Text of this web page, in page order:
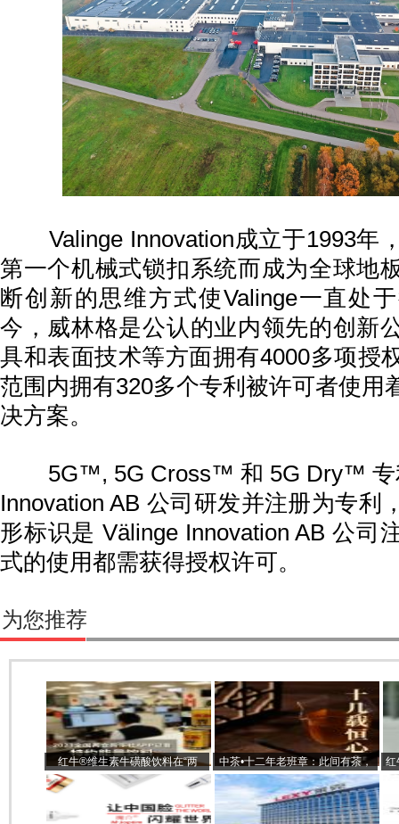
Valinge Innovation成立于1993年
第一个机械式锁扣系统而成为全球地
断创新的思维方式使Valinge一直处
今，威林格是公认的业内领先的创新
具和表面技术等方面拥有4000多项授
范围内拥有320多个专利被许可者使用
决方案。
5G™, 5G Cross™ 和 5G Dry™ 专
Innovation AB 公司研发并注册为专利
形标识是 Välinge Innovation AB 公司
式的使用都需获得授权许可。
为您推荐
红牛®维生素牛磺酸饮料在“两
会”期间，支持新华社APP记者
中茶•十二年老班章：此间有茶，
可收藏风雅
红